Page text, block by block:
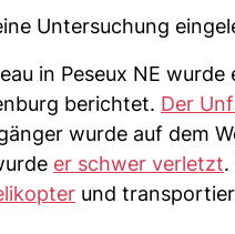
Untersuchung
in Peseux NE
berichtet. Der
wurde auf dem
er schwer verletzt.
und